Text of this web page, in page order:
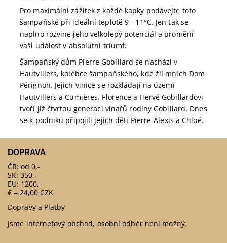
Pro maximální zážitek z každé kapky podávejte toto
šampaňské při ideální teplotě 9 - 11°C. Jen tak se
naplno rozvine jeho velkolepý potenciál a promění
vaši událost v absolutní triumf.
Šampaňský dům Pierre Gobillard se nachází v
Hautvillers, kolébce šampaňského, kde žil mnich Dom
Pérignon. Jejich vinice se rozkládají na území
Hautvillers a Cumières. Florence a Hervé Gobillardovi
tvoří již čtvrtou generaci vinařů rodiny Gobillard. Dnes
se k podniku připojili jejich děti Pierre-Alexis a Chloé.
DOPRAVA
ČR: od 0,-
SK: 350,-
EU: 1200,-
€ = 24,00 CZK
Dopravy a Platby
Jsme internetový obchod, osobní odběr není možný.